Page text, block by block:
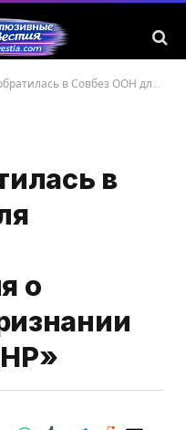
ООН для обсуждения постановления о возможном признании Россией «Л/ДНР»
в
о